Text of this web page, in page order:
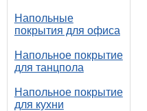
Напольные
покрытия для офиса
Напольное покрытие
для танцпола
Напольное покрытие
для кухни